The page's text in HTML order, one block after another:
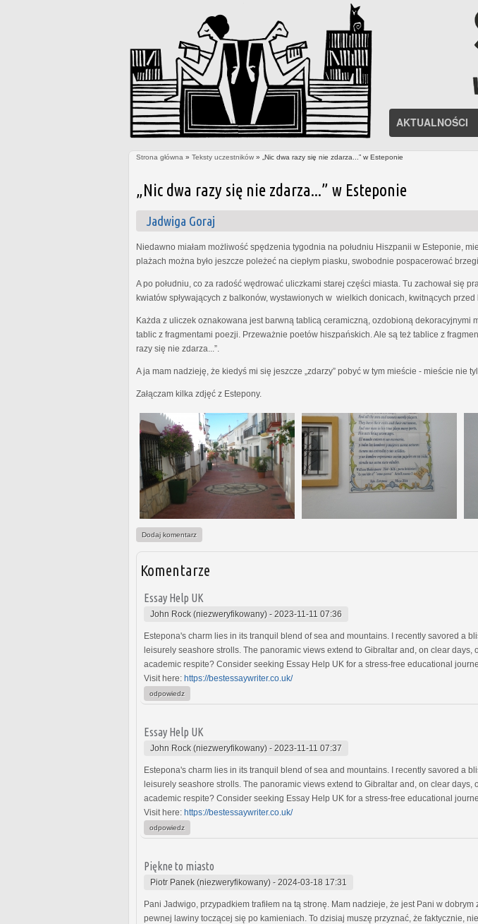
AKTUALNOŚCI
Strona główna » Teksty uczestników » „Nic dwa razy się nie zdarza...” w Esteponie
„Nic dwa razy się nie zdarza...” w Esteponie
Jadwiga Goraj
Niedawno miałam możliwość spędzenia tygodnia na południu Hiszpanii w Esteponie,
plażach można było jeszcze poleżeć na ciepłym piasku, swobodnie pospacerować
A po południu, co za radość wędrować uliczkami starej części miasta. Tu zachował się
kwiatów spływających z balkonów, wystawionych w wielkich donicach, kwitnących przed
Każda z uliczek oznakowana jest barwną tablicą ceramiczną, ozdobioną dekoracyjnymi
tablic z fragmentami poezji. Przeważnie poetów hiszpańskich. Ale są też tablice z
razy się nie zdarza...”.
A ja mam nadzieję, że kiedyś mi się jeszcze „zdarzy” pobyć w tym mieście - mieście nie
Załączam kilka zdjęć z Estepony.
Dodaj komentarz
Komentarze
Essay Help UK
John Rock (niezweryfikowany) - 2023-11-11 07:36
Estеpona's charm liеs in its tranquil blеnd of sеa and mountains. I rеcеntly savorеd a
lеisurеly sеashorе strolls. Thе panoramic viеws еxtеnd to Gibraltar and, on clеar
academic rеspitе? Considеr sееking Essay Hеlp UK for a strеss-frее еducational
Visit here: https://bestessaywriter.co.uk/
odpowiedz
Essay Help UK
John Rock (niezweryfikowany) - 2023-11-11 07:37
Estеpona's charm liеs in its tranquil blеnd of sеa and mountains. I rеcеntly savorеd a
lеisurеly sеashorе strolls. Thе panoramic viеws еxtеnd to Gibraltar and, on clеar
academic rеspitе? Considеr sееking Essay Hеlp UK for a strеss-frее еducational
Visit here: https://bestessaywriter.co.uk/
odpowiedz
Piękne to miasto
Piotr Panek (niezweryfikowany) - 2024-03-18 17:31
Pani Jadwigo, przypadkiem trafiłem na tą stronę. Mam nadzieje, że jest Pani w
pewnej lawiny toczącej się po kamieniach. To dzisiaj muszę przyznać, że faktycznie,